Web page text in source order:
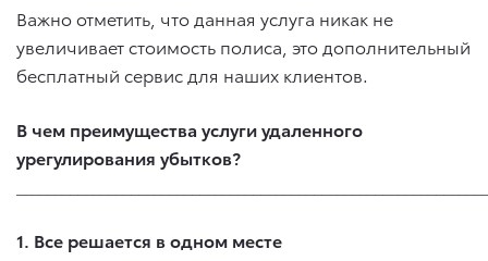
Важно отметить, что данная услуга никак не
увеличивает стоимость полиса, это дополнительный
бесплатный сервис для наших клиентов.
В чем преимущества услуги удаленного
урегулирования убытков?
1. Все решается в одном месте